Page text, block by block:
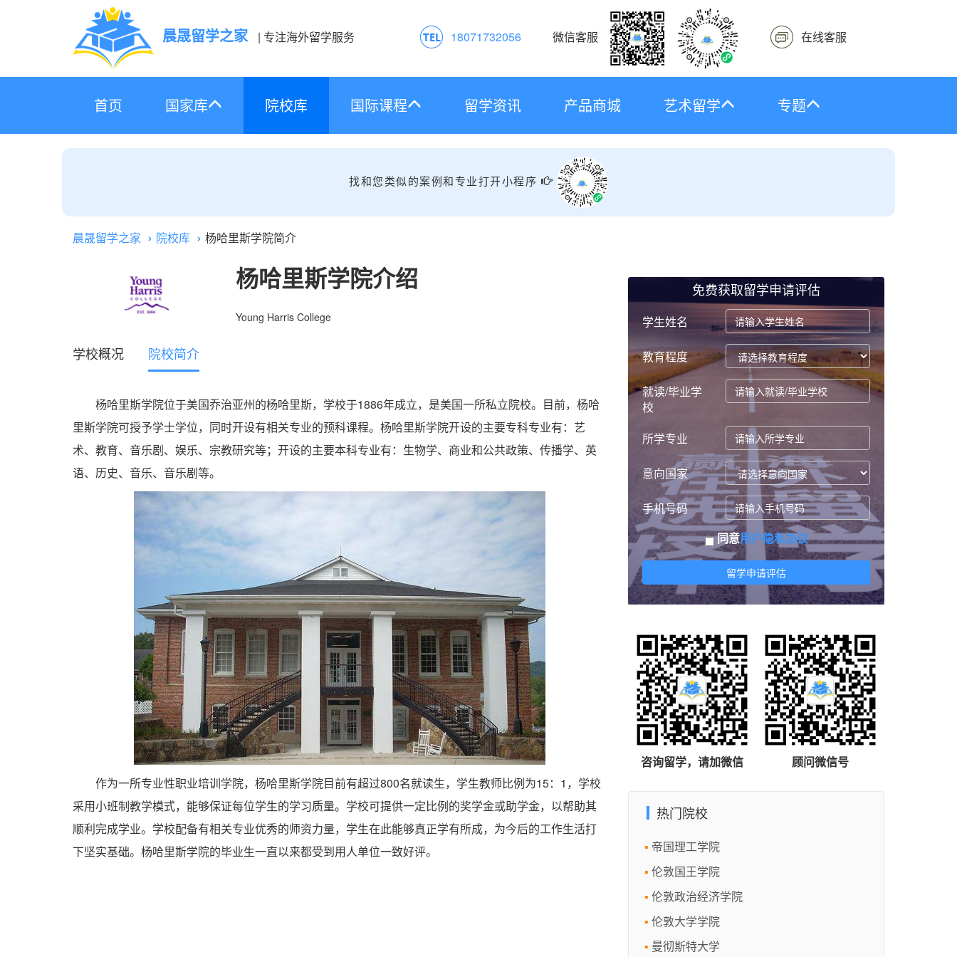
晨晟留学之家 | 专注海外留学服务 18071732056 微信客服 在线客服
首页 国家库 院校库 国际课程 留学资讯 产品商城 艺术留学 专题
找和您类似的案例和专业打开小程序
晨晟留学之家 院校库 杨哈里斯学院简介
杨哈里斯学院介绍
Young Harris College
学校概况 院校简介
杨哈里斯学院位于美国乔治亚州的杨哈里斯，学校于1886年成立，是美国一所私立院校。目前，杨哈
里斯学院可授予学士学位，同时开设有相关专业的预科课程。杨哈里斯学院开设的主要专科专业有：艺
术、教育、音乐剧、娱乐、宗教研究等；开设的主要本科专业有：生物学、商业和公共政策、传播学、英
语、历史、音乐、音乐剧等。
作为一所专业性职业培训学院，杨哈里斯学院目前有超过800名就读生，学生教师比例为15：1，学校
采用小班制教学模式，能够保证每位学生的学习质量。学校可提供一定比例的奖学金或助学金，以帮助其
顺利完成学业。学校配备有相关专业优秀的师资力量，学生在此能够真正学有所成，为今后的工作生活打
下坚实基础。杨哈里斯学院的毕业生一直以来都受到用人单位一致好评。
免费获取留学申请评估
学生姓名
教育程度
就读/毕业学
校
所学专业
意向国家
手机号码
同意用户隐私协议
留学申请评估
咨询留学，请加微信 顾问微信号
热门院校
帝国理工学院
伦敦国王学院
伦敦政治经济学院
伦敦大学学院
曼彻斯特大学